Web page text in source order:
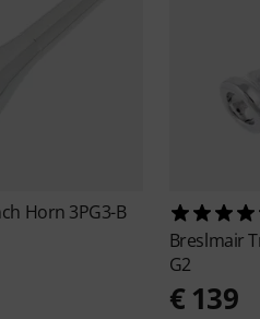
Horn 3PG3-B
Breslmair
G2
€ 139